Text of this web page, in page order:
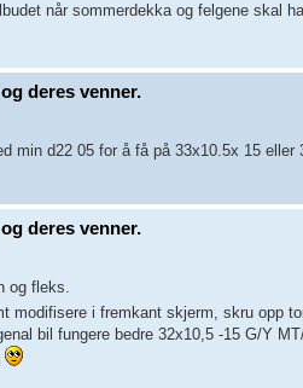
når sommerdekka og felgene skal
deres venner.
min d22 05 for å få på 33x10.5x 15
deres venner.
og fleks.
modifisere i fremkant skjerm, skru opp
bil fungere bedre 32x10,5 -15 G/Y